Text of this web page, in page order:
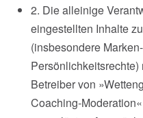
2. Die alleinige
eingestellten Inhalte
(insbesondere
Betreiber von
Coaching-